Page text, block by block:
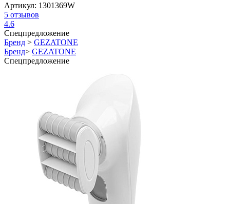
Артикул: 1301369W
5 отзывов
4.6
Спецпредложение
Бренд > GEZATONE
Бренд> GEZATONE
Спецпредложение